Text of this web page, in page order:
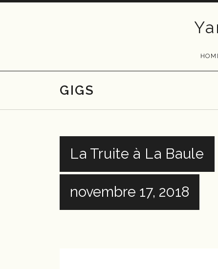
GIGS
La Truite à La Baule
novembre 17, 2018